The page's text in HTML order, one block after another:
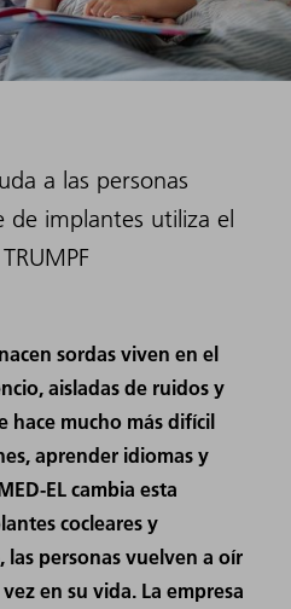
a las personas
de implantes utiliza el
sordas viven en el
aisladas de ruidos y
hace mucho más difícil
aprender idiomas y
EL cambia esta
cocleares y
las personas vuelven a oír
en su vida. La empresa